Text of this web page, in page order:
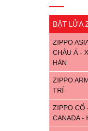
BẬT LỬA
ZIPPO
CHÂU Á -
HÀN
ZIPPO
TRÍ
ZIPPO CỔ
CANADA -